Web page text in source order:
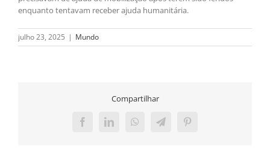
enquanto tentavam receber ajuda humanitária.
julho 23, 2025 | Mundo
Compartilhar
FacebookLinkedInWhatsAppTelegramPinterest